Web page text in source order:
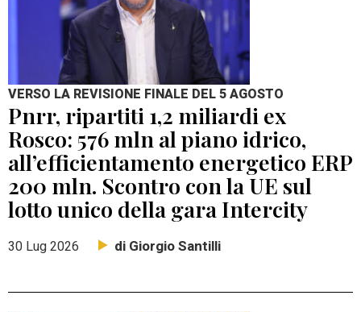
VERSO LA REVISIONE FINALE DEL 5 AGOSTO
Pnrr, ripartiti 1,2 miliardi ex
Rosco: 576 mln al piano idrico,
all’efficientamento energetico ERP
200 mln. Scontro con la UE sul
lotto unico della gara Intercity
30 Lug 2026 di Giorgio Santilli